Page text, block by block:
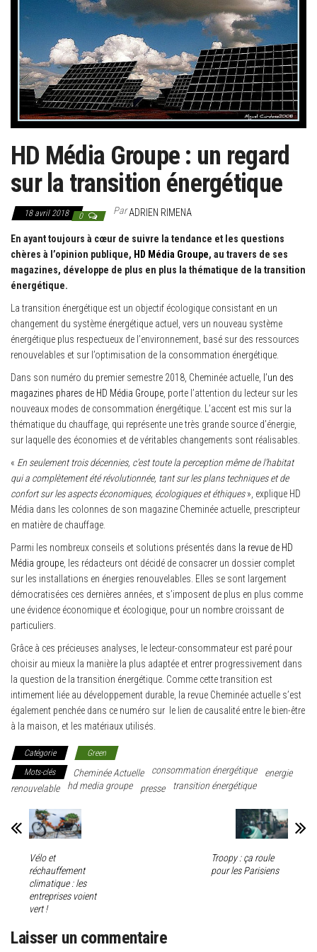
g
t
i
o
n
HD Média Groupe : un regard
sur la transition énergétique
18 avril 2018 0 ParADRIEN RIMENA
En ayant toujours à cœur de suivre la tendance et les questions
chères à l’opinion publique, HD Média Groupe, au travers de ses
magazines, développe de plus en plus la thématique de la transition
énergétique.
La transition énergétique est un objectif écologique consistant en un
changement du système énergétique actuel, vers un nouveau système
énergétique plus respectueux de l’environnement, basé sur des ressources
renouvelables et sur l’optimisation de la consommation énergétique.
Dans son numéro du premier semestre 2018, Cheminée actuelle, l’un des
magazines phares de HD Média Groupe , porte l’attention du lecteur sur les
nouveaux modes de consommation énergétique. L’accent est mis sur la
thématique du chauffage, qui représente une très grande source d’énergie,
sur laquelle des économies et de véritables changements sont réalisables.
« En seulement trois décennies, c’est toute la perception même de l’habitat
qui a complètement été révolutionnée, tant sur les plans techniques et de
confort sur les aspects économiques, écologiques et éthiques», explique HD
Média dans les colonnes de son magazine Cheminée actuelle, prescripteur
en matière de chauffage.
Parmi les nombreux conseils et solutions présentés dans la revue de HD
Média groupe , les rédacteurs ont décidé de consacrer un dossier complet
sur les installations en énergies renouvelables. Elles se sont largement
démocratisées ces dernières années, et s’imposent de plus en plus comme
une évidence économique et écologique, pour un nombre croissant de
particuliers.
Grâce à ces précieuses analyses, le lecteur-consommateur est paré pour
choisir au mieux la manière la plus adaptée et entrer progressivement dans
la question de la transition énergétique. Comme cette transition est
intimement liée au développement durable, la revue Cheminée actuelle s’est
également penchée dans ce numéro sur le lien de causalité entre le bien-être
à la maison, et les matériaux utilisés.
Catégorie
Green
Mots-clés
Cheminée Actuelle consommation énergétique
energie
renouvelable
hd media groupe presse transition énergétique
Vélo et
réchauffement
climatique : les
entreprises voient
vert !
Troopy : ça roule
pour les Parisiens
Laisser un commentaire